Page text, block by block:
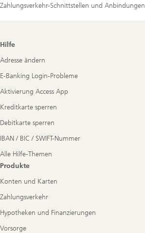
Zahlungsverkehr-Schnittstellen und Anbindungen
Footer
Hilfe
Adresse ändern
E-Banking Login-Probleme
Aktivierung Access App
Kreditkarte sperren
Debitkarte sperren
IBAN / BIC / SWIFT-Nummer
Alle Hilfe-Themen
Produkte
Konten und Karten
Zahlungsverkehr
Hypotheken und Finanzierungen
Vorsorge